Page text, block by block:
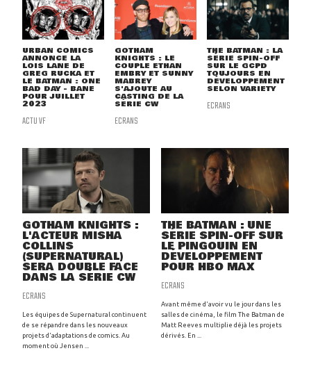
URBAN COMICS
ANNONCE LA
LOIS LANE DE
GREG RUCKA ET
LE BATMAN : ONE
BAD DAY - BANE
POUR JUILLET
2023
ACTU VF
GOTHAM
KNIGHTS : LE
COUPLE ETHAN
EMBRY ET SUNNY
MABREY
S'AJOUTE AU
CASTING DE LA
SÉRIE CW
ECRANS
THE BATMAN : LA
SÉRIE SPIN-OFF
SUR LE GCPD
TOUJOURS EN
DÉVELOPPEMENT
SELON VARIETY
ECRANS
GOTHAM KNIGHTS :
L'ACTEUR MISHA
COLLINS
(SUPERNATURAL)
SERA DOUBLE FACE
DANS LA SÉRIE CW
ECRANS
Les équipes de Supernatural continuent
de se répandre dans les nouveaux
projets d'adaptations de comics. Au
moment où Jensen ...
THE BATMAN : UNE
SÉRIE SPIN-OFF SUR
LE PINGOUIN EN
DÉVELOPPEMENT
POUR HBO MAX
ECRANS
Avant même d'avoir vu le jour dans les
salles de cinéma, le film The Batman de
Matt Reeves multiplie déjà les projets
dérivés. En ...